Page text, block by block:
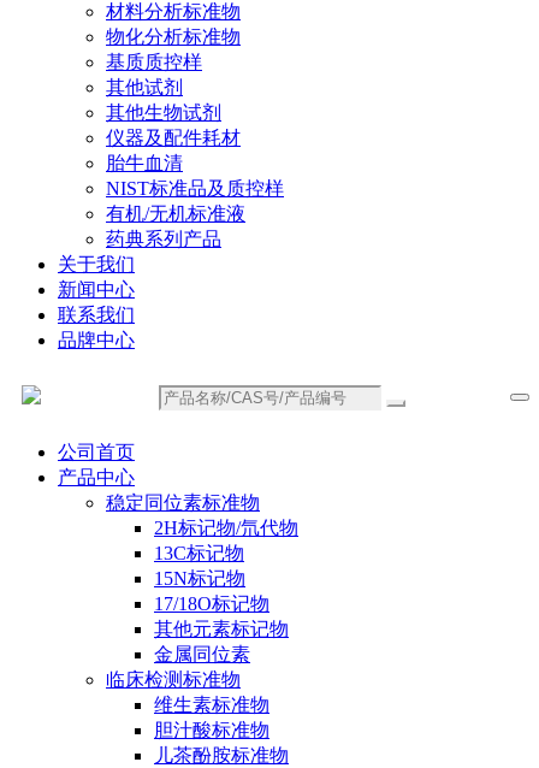
材料分析标准物
物化分析标准物
基质质控样
其他试剂
其他生物试剂
仪器及配件耗材
胎牛血清
NIST标准品及质控样
有机/无机标准液
药典系列产品
关于我们
新闻中心
联系我们
品牌中心
公司首页
产品中心
稳定同位素标准物
2H标记物/氘代物
13C标记物
15N标记物
17/18O标记物
其他元素标记物
金属同位素
临床检测标准物
维生素标准物
胆汁酸标准物
儿茶酚胺标准物